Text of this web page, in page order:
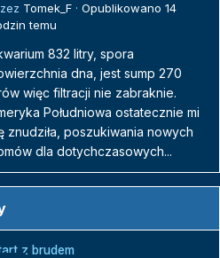
Tomek_F · Opublikowano 14
temu
832 litry, spora
dna, jest sump 270
więc filtracji nie zabraknie.
Południowa ostatecznie mi
znudziła, poszukiwania nowych
dla dotychczasowych...
z brudem